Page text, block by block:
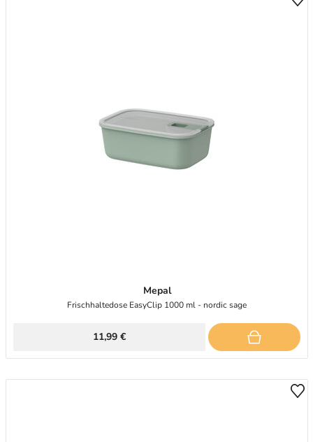
Mepal
Frischhaltedose EasyClip 1000 ml - nordic sage
11,99 €